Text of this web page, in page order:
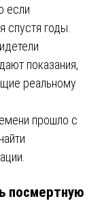
если
спустя годы.
показания,
реальному
прошло с
посмертную